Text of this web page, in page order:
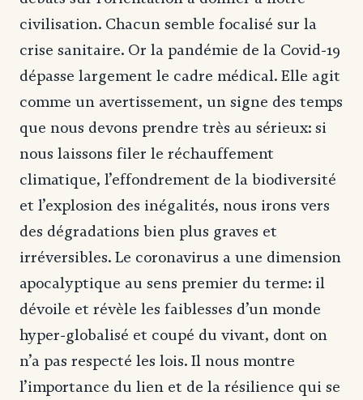
civilisation. Chacun semble focalisé sur la
crise sanitaire. Or la pandémie de la Covid-19
dépasse largement le cadre médical. Elle agit
comme un avertissement, un signe des temps
que nous devons prendre très au sérieux: si
nous laissons filer le réchauffement
climatique, l’effondrement de la biodiversité
et l’explosion des inégalités, nous irons vers
des dégradations bien plus graves et
irréversibles. Le coronavirus a une dimension
apocalyptique au sens premier du terme: il
dévoile et révèle les faiblesses d’un monde
hyper-globalisé et coupé du vivant, dont on
n’a pas respecté les lois. Il nous montre
l’importance du lien et de la résilience qui se